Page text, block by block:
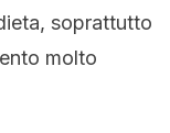
soprattutto
molto